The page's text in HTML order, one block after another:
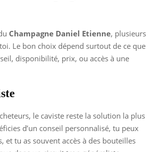
Champagne Daniel Etienne, plusieurs
Le bon choix dépend surtout de ce que
disponibilité, prix, ou accès à une
le caviste reste la solution la plus
d’un conseil personnalisé, tu peux
et tu as souvent accès à des bouteilles